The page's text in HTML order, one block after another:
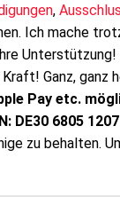
,
Ich mache
Ganz, ganz
Pay etc.
DE30 6805
zu behalten.